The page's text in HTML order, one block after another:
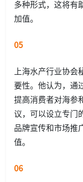
多种形式，这将有
加值。
05
上海水产行业协会
要性。他认为，通
提高消费者对海参
议，可以设立专门
品牌宣传和市场推
值。
06